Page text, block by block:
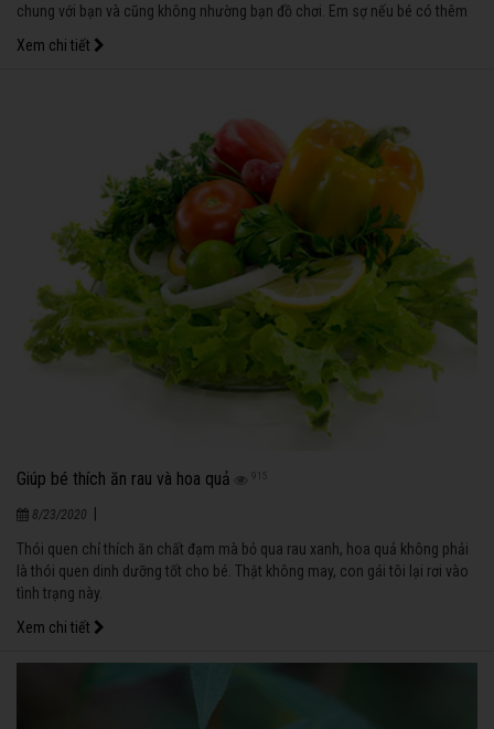
chung với bạn và cũng không nhường bạn đồ chơi. Em sợ nếu bé có thêm
kinh nghiệm. Em cảm ơn". (Hoàng Thị Thanh Trà - Long Xuyên.
Xem chi tiết
Giúp bé thích ăn rau và hoa quả 915
8/23/2020 |
Thói quen chỉ thích ăn chất đạm mà bỏ qua rau xanh, hoa quả không phải
là thói quen dinh dưỡng tốt cho bé. Thật không may, con gái tôi lại rơi vào
tình trạng này.
Xem chi tiết